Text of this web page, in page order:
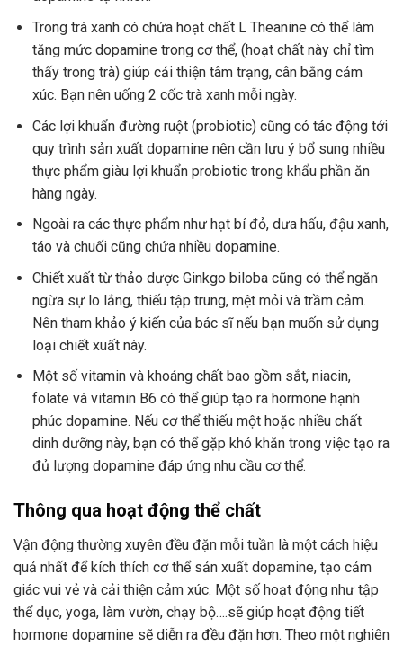
Trong trà xanh có chứa hoạt chất L Theanine có thể làm
tăng mức dopamine trong cơ thể, (hoạt chất này chỉ tìm
thấy trong trà) giúp cải thiện tâm trạng, cân bằng cảm
xúc. Bạn nên uống 2 cốc trà xanh mỗi ngày.
Các lợi khuẩn đường ruột (probiotic) cũng có tác động tới
quy trình sản xuất dopamine nên cần lưu ý bổ sung nhiều
thực phẩm giàu lợi khuẩn probiotic trong khẩu phần ăn
hàng ngày.
Ngoài ra các thực phẩm như hạt bí đỏ, dưa hấu, đậu xanh,
táo và chuối cũng chứa nhiều dopamine.
Chiết xuất từ thảo dược Ginkgo biloba cũng có thể ngăn
ngừa sự lo lắng, thiếu tập trung, mệt mỏi và trầm cảm.
Nên tham khảo ý kiến của bác sĩ nếu bạn muốn sử dụng
loại chiết xuất này.
Một số vitamin và khoáng chất bao gồm sắt, niacin,
folate và vitamin B6 có thể giúp tạo ra hormone hạnh
phúc dopamine. Nếu cơ thể thiếu một hoặc nhiều chất
dinh dưỡng này, bạn có thể gặp khó khăn trong việc tạo ra
đủ lượng dopamine đáp ứng nhu cầu cơ thể.
Thông qua hoạt động thể chất
Vận động thường xuyên đều đặn mỗi tuần là một cách hiệu
quả nhất để kích thích cơ thể sản xuất dopamine, tạo cảm
giác vui vẻ và cải thiện cảm xúc. Một số hoạt động như tập
thể dục, yoga, làm vườn, chạy bộ….sẽ giúp hoạt động tiết
hormone dopamine sẽ diễn ra đều đặn hơn. Theo một nghiên